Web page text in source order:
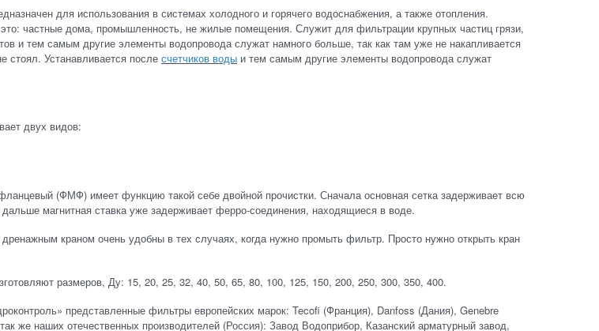
для использования в системах холодного и горячего водоснабжения, а также отопления.
частные дома, промышленность, не жилые помещения. Служит для фильтрации крупных частиц грязи,
и тем самым другие элементы водопровода служат намного больше, так как там уже не накапливается
стоял. Устанавливается после счетчиков воды и тем самым другие элементы водопровода служат
двух видов:
(ФМФ) имеет функцию такой себе двойной прочистки. Сначала основная сетка задерживает всю
магнитная ставка уже задерживает ферро-соединения, находящиеся в воде.
краном очень удобны в тех случаях, когда нужно промыть фильтр. Просто нужно открыть кран
размеров, Ду: 15, 20, 25, 32, 40, 50, 65, 80, 100, 125, 150, 200, 250, 300, 350, 400.
представленные фильтры европейских марок: Tecofi (Франция), Danfoss (Дания), Genebre
же наших отечественных производителей (Россия): Завод Водоприбор, Казанский арматурный завод,